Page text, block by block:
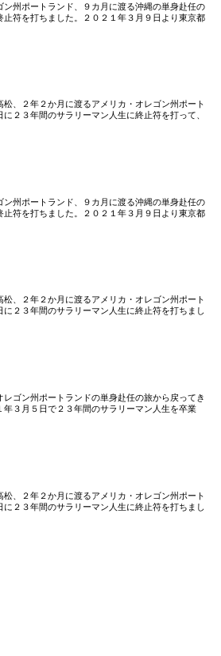
州ポートランド、９カ月に渡る沖縄の単身赴任の
符を打ちました。２０２１年３月９日より東京都
、２年２か月に渡るアメリカ・オレゴン州ポート
２３年間のサラリーマン人生に終止符を打って、
州ポートランド、９カ月に渡る沖縄の単身赴任の
符を打ちました。２０２１年３月９日より東京都
、２年２か月に渡るアメリカ・オレゴン州ポート
２３年間のサラリーマン人生に終止符を打ちまし
ゴン州ポートランドの単身赴任の旅から戻ってき
３月５日で２３年間のサラリーマン人生を卒業
、２年２か月に渡るアメリカ・オレゴン州ポート
２３年間のサラリーマン人生に終止符を打ちまし